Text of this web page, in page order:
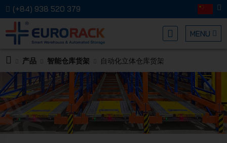
(+84) 938 520 379
MENU
产品 智能仓库货架 自动化立体仓库货架